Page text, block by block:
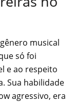
musical
só foi
e ao respeito
Sua habilidade
agressivo, era